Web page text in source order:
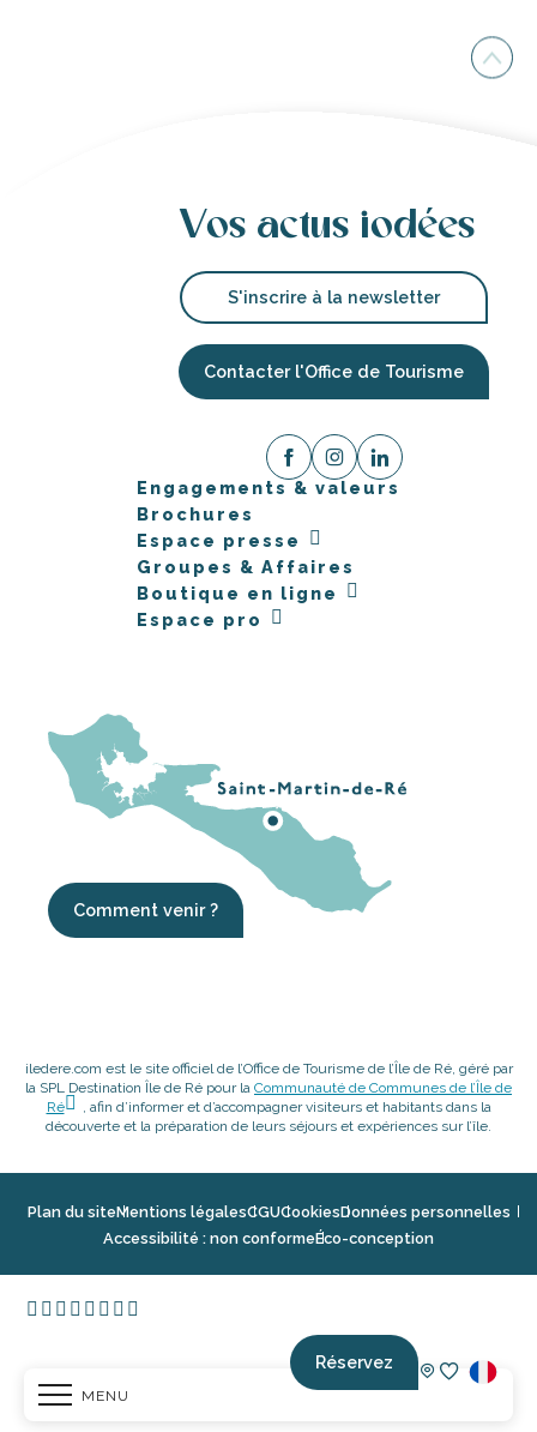
MENU
Réservez
Vos actus iodées
S'inscrire à la newsletter
Contacter l'Office de Tourisme
Engagements & valeurs
Brochures
Espace presse
Groupes & Affaires
Boutique en ligne
Espace pro
Comment venir ?
iledere.com est le site officiel de l’Office de Tourisme de l’Île de Ré, géré par
la SPL Destination Île de Ré pour la Communauté de Communes de l’Île de
Ré
, afin d’informer et d’accompagner visiteurs et habitants dans la
découverte et la préparation de leurs séjours et expériences sur l’île.
Plan du siteMentions légalesCGUCookiesDonnées personnelles
Accessibilité : non conformeÉco-conception